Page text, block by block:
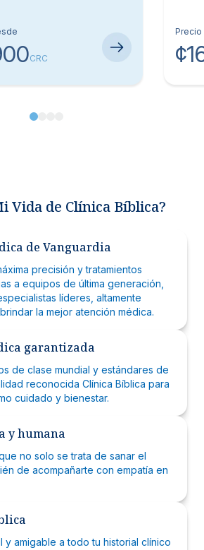
CRC
Vida de Clínica Bíblica?
de Vanguardia
precisión y tratamientos
a equipos de última generación,
líderes, altamente
la mejor atención médica.
garantizada
de clase mundial y estándares de
reconocida Clínica Bíblica para
cuidado y bienestar.
y humana
no solo se trata de sanar el
de acompañarte con empatía en
y amigable a todo tu historial clínico